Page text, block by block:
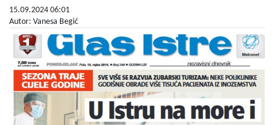
15.09.2024 06:01
Autor: Vanesa Begić